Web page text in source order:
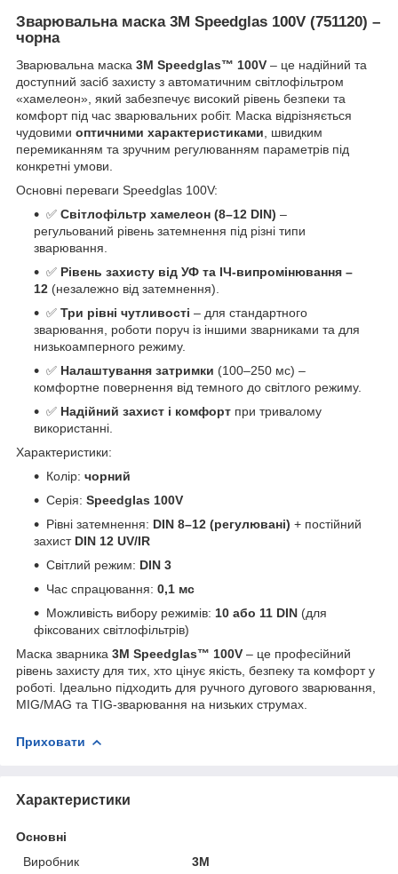
Зварювальна маска 3M Speedglas 100V (751120) –
чорна
Зварювальна маска 3M Speedglas™ 100V – це надійний та
доступний засіб захисту з автоматичним світлофільтром
«хамелеон», який забезпечує високий рівень безпеки та
комфорт під час зварювальних робіт. Маска відрізняється
чудовими оптичними характеристиками , швидким
перемиканням та зручним регулюванням параметрів під
конкретні умови.
Основні переваги Speedglas 100V:
✅ Світлофільтр хамелеон (8–12 DIN) –
регульований рівень затемнення під різні типи
зварювання.
✅ Рівень захисту від УФ та ІЧ-випромінювання –
12 (незалежно від затемнення).
✅ Три рівні чутливості – для стандартного
зварювання, роботи поруч із іншими зварниками та для
низькоамперного режиму.
✅ Налаштування затримки (100–250 мс) –
комфортне повернення від темного до світлого режиму.
✅ Надійний захист і комфорт при тривалому
використанні.
Характеристики:
Колір: чорний
Серія: Speedglas 100V
Рівні затемнення: DIN 8–12 (регулювані) + постійний
захист DIN 12 UV/IR
Світлий режим: DIN 3
Час спрацювання: 0,1 мс
Можливість вибору режимів: 10 або 11 DIN (для
фіксованих світлофільтрів)
Маска зварника 3M Speedglas™ 100V – це професійний
рівень захисту для тих, хто цінує якість, безпеку та комфорт у
роботі. Ідеально підходить для ручного дугового зварювання,
MIG/MAG та TIG-зварювання на низьких струмах.
Приховати
Характеристики
Основні
Виробник
3М